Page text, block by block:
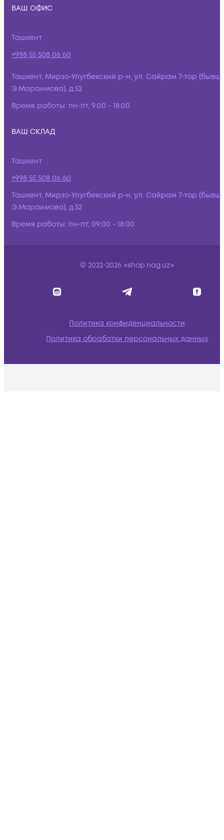
ВАШ ОФИС
Ташкент
+998 55 508 06 60
Ташкент, Мирзо-Улугбекский р-н, ул. Сайрам 7-тор (бывш.
Э.Мараимова), д.52
Время работы: пн-пт, 9:00 - 18:00
ВАШ СКЛАД
Ташкент
+998 55 508 06 60
Ташкент, Мирзо-Улугбекский р-н, ул. Сайрам 7-тор (бывш.
Э.Мараимова), д.52
Время работы: пн-пт, 09:00 - 18:00
© 2022-2026 «shop.nag.uz»
Политика конфиденциальности
Политика обработки персональных данных